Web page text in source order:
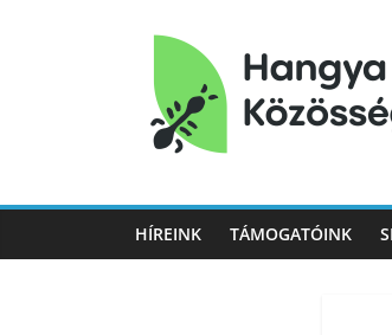
Hangya
Közösség
Hangya
Közösség
HÍREINK TÁMOGATÓINK